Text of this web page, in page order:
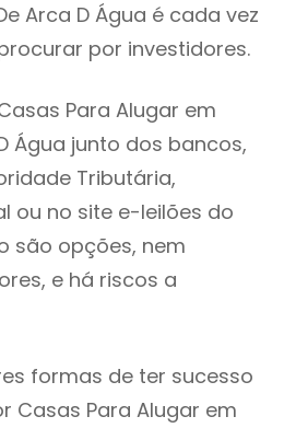
Arca D Água é cada vez
por investidores.
Para Alugar em
Água junto dos bancos,
Tributária,
ou no site e-leilões do
são opções, nem
e há riscos a
formas de ter sucesso
Casas Para Alugar em